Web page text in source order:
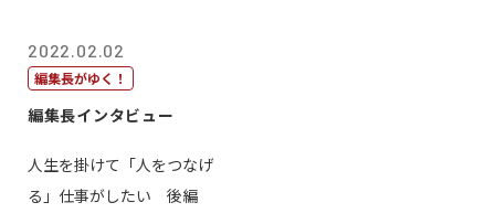
2022.02.02
編集長がゆく！
編集長インタビュー
人生を掛けて「人をつなげ
る」仕事がしたい 後編